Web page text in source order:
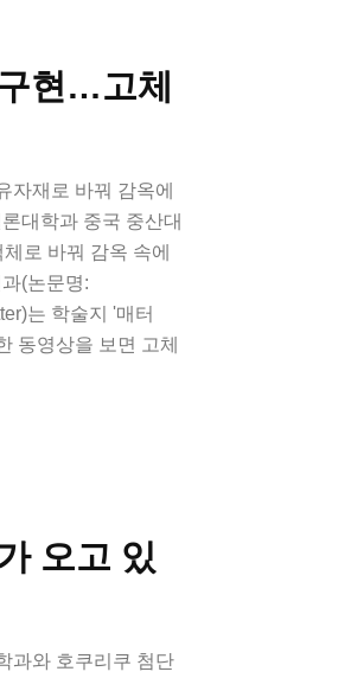
현…고체
자재로 바꿔 감옥에
대학과 중국 중산대
로 바꿔 감옥 속에
(논문명:
는 학술지 '매터
동영상을 보면 고체
오고 있
과와 호쿠리쿠 첨단